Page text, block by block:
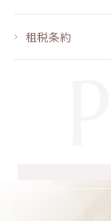
租税条約